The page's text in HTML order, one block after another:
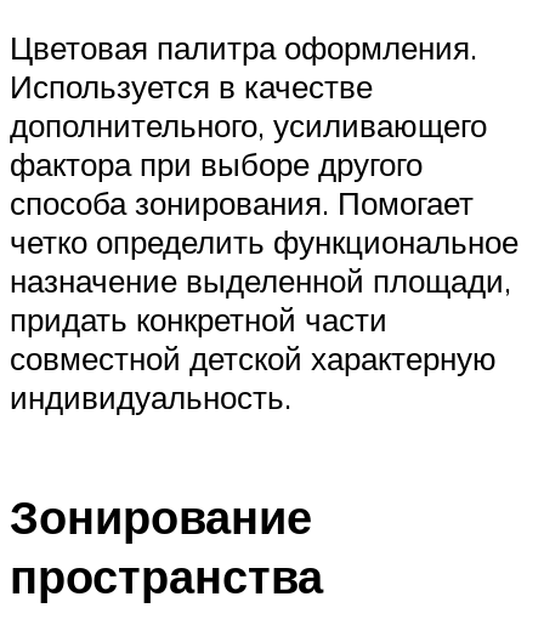
Цветовая палитра оформления.
Используется в качестве
дополнительного, усиливающего
фактора при выборе другого
способа зонирования. Помогает
четко определить функциональное
назначение выделенной площади,
придать конкретной части
совместной детской характерную
индивидуальность.
Зонирование
пространства